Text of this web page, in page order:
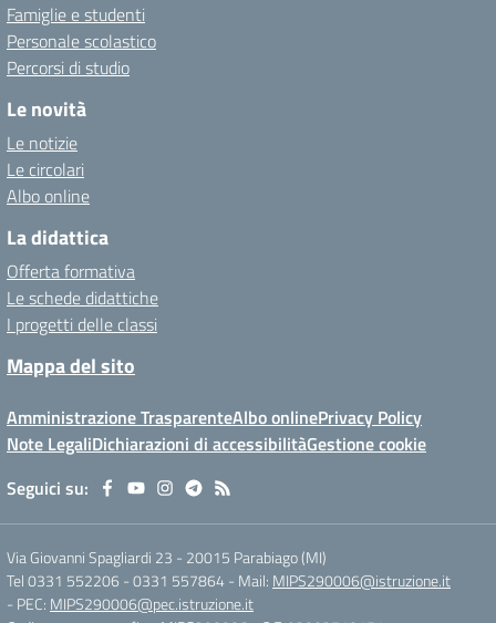
Famiglie e studenti
Personale scolastico
Percorsi di studio
Le novità
Le notizie
Le circolari
Albo online
La didattica
Offerta formativa
Le schede didattiche
I progetti delle classi
Mappa del sito
Amministrazione TrasparenteAlbo onlinePrivacy Policy
Note LegaliDichiarazioni di accessibilitàGestione cookie
Seguici su:
Via Giovanni Spagliardi 23 - 20015 Parabiago (MI)
Tel 0331 552206 - 0331 557864- Mail: MIPS290006@istruzione.it
- PEC: MIPS290006@pec.istruzione.it